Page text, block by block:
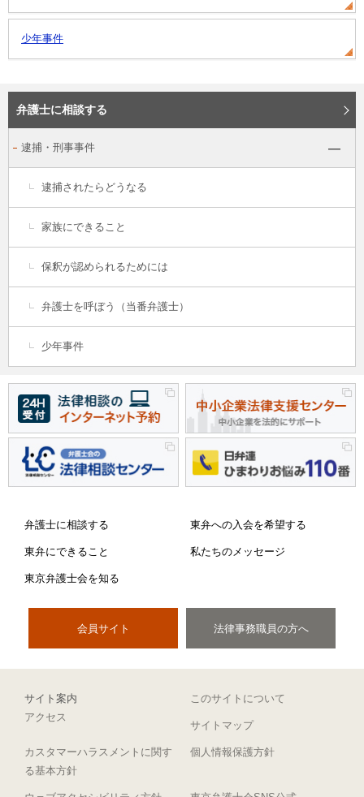
少年事件
弁護士に相談する
逮捕・刑事事件
逮捕されたらどうなる
家族にできること
保釈が認められるためには
弁護士を呼ぼう（当番弁護士）
少年事件
弁護士に相談する 東弁への入会を希望する
東弁にできること 私たちのメッセージ
東京弁護士会を知る
会員サイト 法律事務職員の方へ
サイト案内
このサイトについて
アクセス
サイトマップ
カスタマーハラスメントに関す
る基本方針
個人情報保護方針